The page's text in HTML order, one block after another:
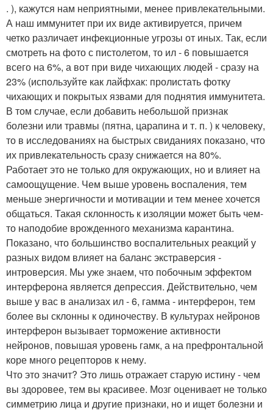
. ), кажутся нам неприятными, менее привлекательными.
А наш иммунитет при их виде активируется, причем
четко различает инфекционные угрозы от иных. Так, если
смотреть на фото с пистолетом, то ил - 6 повышается
всего на 6%, а вот при виде чихающих людей - сразу на
23% (используйте как лайфхак: пролистать фотку
чихающих и покрытых язвами для поднятия иммунитета.
В том случае, если добавить небольшой признак
болезни или травмы (пятна, царапина и т. п. ) к человеку,
то в исследованиях на быстрых свиданиях показано, что
их привлекательность сразу снижается на 80%.
Работает это не только для окружающих, но и влияет на
самоощущение. Чем выше уровень воспаления, тем
меньше энергичности и мотивации и тем менее хочется
общаться. Такая склонность к изоляции может быть чем-
то наподобие врожденного механизма карантина.
Показано, что большинство воспалительных реакций у
разных видом влияет на баланс экстраверсия -
интроверсия. Мы уже знаем, что побочным эффектом
интерферона является депрессия. Действительно, чем
выше у вас в анализах ил - 6, гамма - интерферон, тем
более вы склонны к одиночеству. В культурах нейронов
интерферон вызывает торможение активности
нейронов, повышая уровень гамк, а на префронтальной
коре много рецепторов к нему.
Что это значит? Это лишь отражает старую истину - чем
вы здоровее, тем вы красивее. Мозг оценивает не только
симметрию лица и другие признаки, но и ищет болезни и